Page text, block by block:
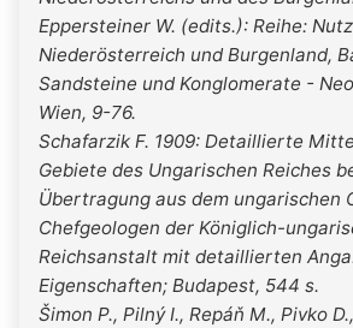
Eppersteiner W. (edits.): Reihe:
Niederösterreich und Burgenland,
Sandsteine und Konglomerate -
Wien, 9-76.
Schafarzik F. 1909: Detaillierte
Gebiete des Ungarischen Reiches
Übertragung aus dem ungarischen
Chefgeologen der Königlich-
Reichsanstalt mit detaillierten
Eigenschaften; Budapest, 544 s.
Šimon P., Pilný I., Repáň M., Pivko